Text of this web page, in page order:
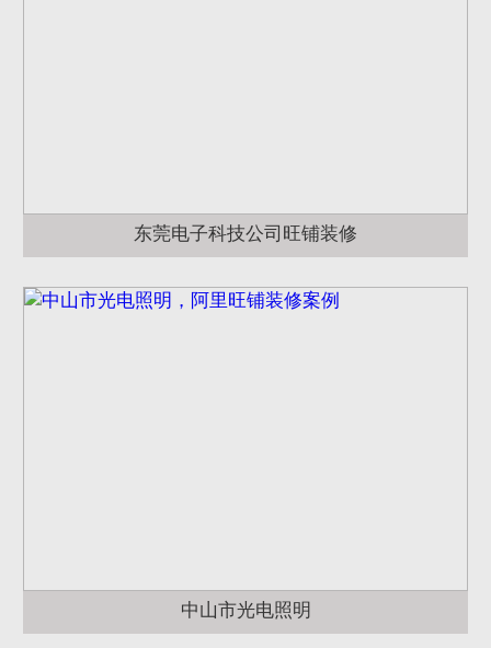
东莞电子科技公司旺铺装修
中山市光电照明